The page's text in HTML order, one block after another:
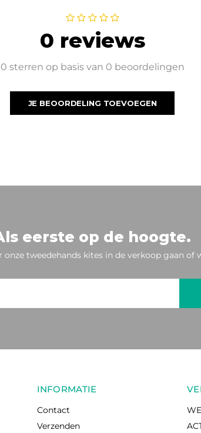
0 reviews
0 sterren op basis van 0 beoordelingen
JE BEOORDELING TOEVOEGEN
eerste op de hoogte.
onze tweedehands kites in de verkoop gaan of
INFORMATIE
Contact
Verzenden